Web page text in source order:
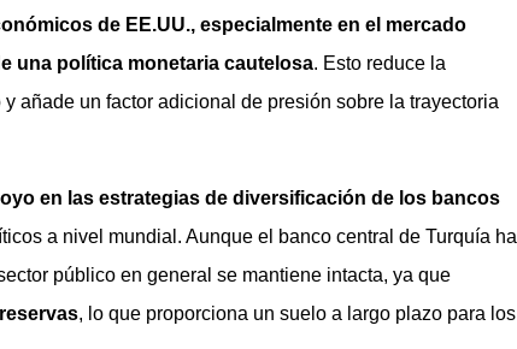
de EE.UU., especialmente en el mercado
una política monetaria cautelosa. Esto reduce la
añade un factor adicional de presión sobre la trayectoria
en las estrategias de diversificación de los bancos
a nivel mundial. Aunque el banco central de Turquía ha
público en general se mantiene intacta, ya que
, lo que proporciona un suelo a largo plazo para los